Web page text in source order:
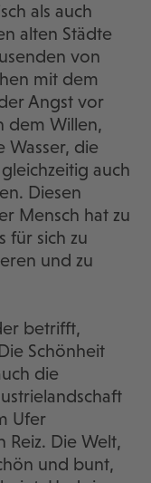
als auch
alten Städte
von
mit dem
Angst vor
dem Willen,
Wasser, die
auch
Diesen
Mensch hat zu
für sich zu
und zu
betrifft,
Schönheit
die
Ufer
Reiz. Die Welt,
und bunt,